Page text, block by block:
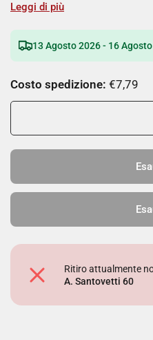
Leggi di più
13 Agosto 2026 - 16
Costo spedizione: €7,79
Ritiro attualmente
A. Santovetti 60